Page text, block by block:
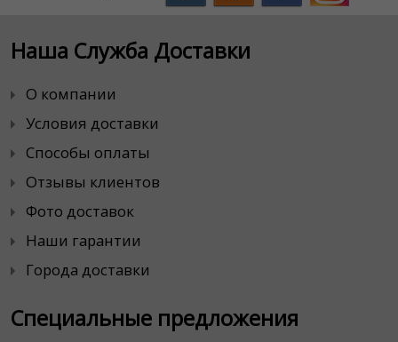
Наша Служба Доставки
О компании
Условия доставки
Способы оплаты
Отзывы клиентов
Фото доставок
Наши гарантии
Города доставки
Специальные предложения